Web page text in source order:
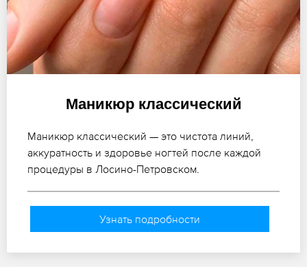
Маникюр классический
Маникюр классический — это чистота линий,
аккуратность и здоровье ногтей после каждой
процедуры в Лосино-Петровском.
Узнать подробности